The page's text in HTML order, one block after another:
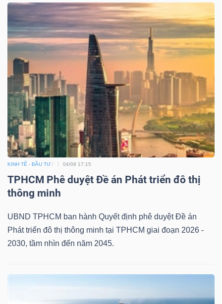
KINH TẾ - ĐẦU TƯ 04/08 17:15
TPHCM Phê duyệt Đề án Phát triển đô thị
thông minh
UBND TPHCM ban hành Quyết định phê duyệt Đề án
Phát triển đô thị thông minh tại TPHCM giai đoạn 2026 -
2030, tầm nhìn đến năm 2045.